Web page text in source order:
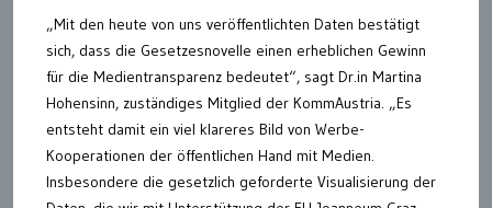
„Mit den heute von uns veröffentlichten Daten bestätigt
sich, dass die Gesetzesnovelle einen erheblichen Gewinn
für die Medientransparenz bedeutet“, sagt Dr.in Martina
Hohensinn, zuständiges Mitglied der KommAustria. „Es
entsteht damit ein viel klareres Bild von Werbe-
Kooperationen der öffentlichen Hand mit Medien.
Insbesondere die gesetzlich geforderte Visualisierung der